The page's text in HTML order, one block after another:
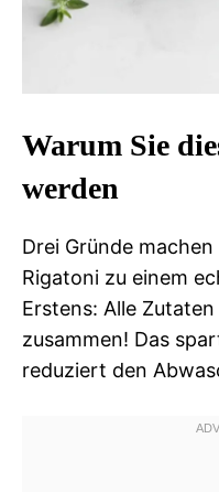
Warum Sie
werden
Drei Gründe
Rigatoni zu einem
Erstens: Alle
zusammen! Das
reduziert den